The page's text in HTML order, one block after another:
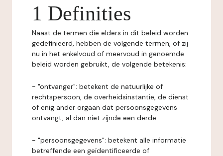
1 Definities
Naast de termen die elders in dit beleid worden
gedefinieerd, hebben de volgende termen, of zij
nu in het enkelvoud of meervoud in genoemde
beleid worden gebruikt, de volgende betekenis:
- "ontvanger": betekent de natuurlijke of
rechtspersoon, de overheidsinstantie, de dienst
of enig ander orgaan dat persoonsgegevens
ontvangt, al dan niet zijnde een derde.
- "persoonsgegevens": betekent alle informatie
betreffende een geïdentificeerde of